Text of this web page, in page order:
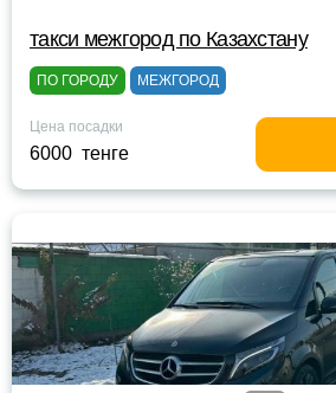
такси межгород по Казахстану
ПО ГОРОДУ МЕЖГОРОД
Цена посадки
6000 тенге